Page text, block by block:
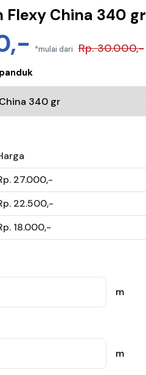
Flexy China 340 gr
*mulai dari Rp. 30.000,-
27.000,-
22.500,-
18.000,-
m
m